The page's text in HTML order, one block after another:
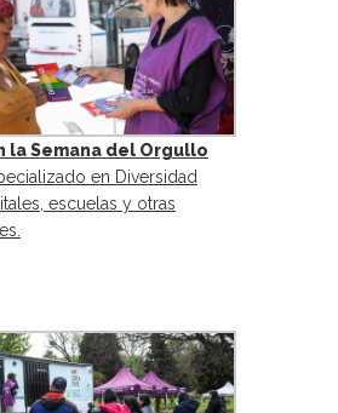
la Semana del Orgullo
en Diversidad
escuelas y otras